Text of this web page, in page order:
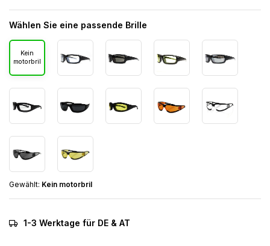
Wählen Sie eine passende Brille
Kein
motorbril
Gewählt: Kein motorbril
1-3 Werktage für DE & AT